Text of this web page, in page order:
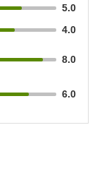
5.0
4.0
8.0
6.0